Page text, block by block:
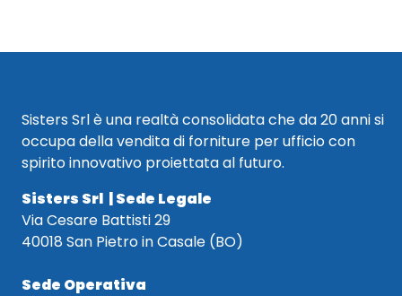
Sisters Srl è una realtà consolidata che da 20 anni si
occupa della vendita di forniture per ufficio con
spirito innovativo proiettata al futuro.
Sisters Srl | Sede Legale
Via Cesare Battisti 29
40018 San Pietro in Casale (BO)
Sede Operativa